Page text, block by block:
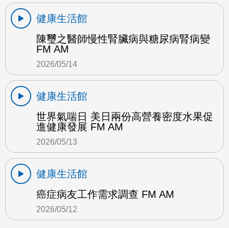
健康生活館
陳璽之醫師慢性腎臟病與糖尿病腎病變
FM AM
2026/05/14
健康生活館
世界氣喘日 美日兩份高營養密度水果促
進健康發展 FM AM
2026/05/13
健康生活館
癌症病友工作需求調查 FM AM
2026/05/12